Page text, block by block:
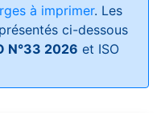
à imprimer. Les
ci-dessous
N°33 2026 et ISO